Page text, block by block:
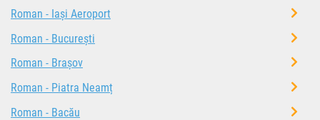
Roman - Iași Aeroport
Roman - București
Roman - Brașov
Roman - Piatra Neamț
Roman - Bacău